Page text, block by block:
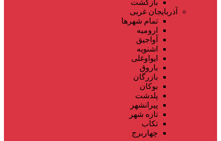
بازگشت
آذربایجان غربی
تمام شهر‌ها
ارومیه
آواجیق
اشنویه
ایواوغلی
باروق
بازرگان
بوکان
پلدشت
پیرانشهر
تازه شهر
تکاب
چهاربرج